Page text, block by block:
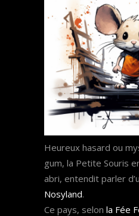
Heureux hasard ou
gum, la Petite Souris
abri, entendit parler
Nosyland.
Ce pays, selon la Fée